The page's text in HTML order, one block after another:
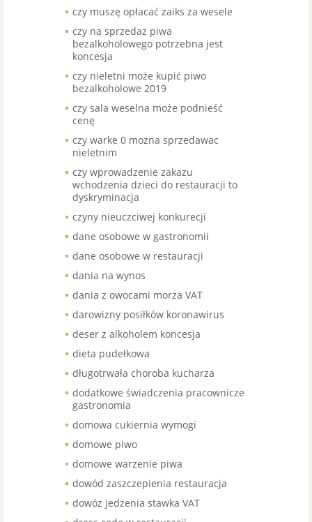
czy muszę opłacać zaiks za wesele
czy na sprzedaz piwa
bezalkoholowego potrzebna jest
koncesja
czy nieletni może kupić piwo
bezalkoholowe 2019
czy sala weselna może podnieść
cenę
czy warke 0 mozna sprzedawac
nieletnim
czy wprowadzenie zakazu
wchodzenia dzieci do restauracji to
dyskryminacja
czyny nieuczciwej konkurecji
dane osobowe w gastronomii
dane osobowe w restauracji
dania na wynos
dania z owocami morza VAT
darowizny posiłków koronawirus
deser z alkoholem koncesja
dieta pudełkowa
długotrwała choroba kucharza
dodatkowe świadczenia pracownicze
gastronomia
domowa cukiernia wymogi
domowe piwo
domowe warzenie piwa
dowód zaszczepienia restauracja
dowóz jedzenia stawka VAT